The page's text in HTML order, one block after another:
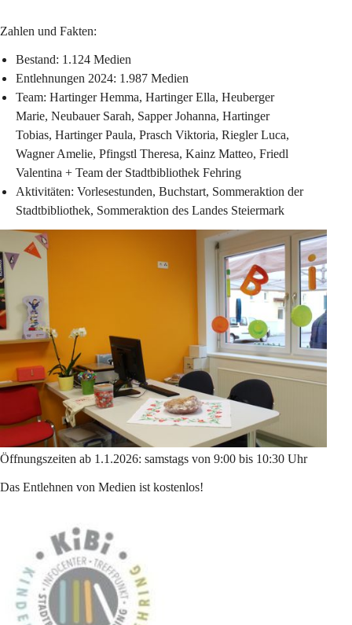
Zahlen und Fakten:
Bestand: 1.124 Medien
Entlehnungen 2024: 1.987 Medien
Team: Hartinger Hemma, Hartinger Ella, Heuberger
Marie, Neubauer Sarah, Sapper Johanna, Hartinger
Tobias, Hartinger Paula, Prasch Viktoria, Riegler Luca,
Wagner Amelie, Pfingstl Theresa, Kainz Matteo, Friedl
Valentina + Team der Stadtbibliothek Fehring
Aktivitäten: Vorlesestunden, Buchstart, Sommeraktion der
Stadtbibliothek, Sommeraktion des Landes Steiermark
Öffnungszeiten ab 1.1.2026: samstags von 9:00 bis 10:30 Uhr
Das Entlehnen von Medien ist kostenlos!